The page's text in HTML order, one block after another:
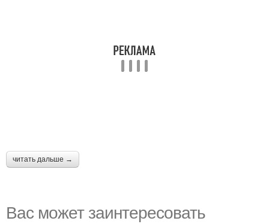
читать дальше →
Вас может заинтересовать